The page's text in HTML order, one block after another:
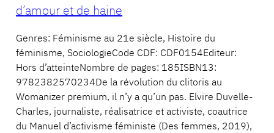
d’amour et de haine
Genres: Féminisme au 21e siècle, Histoire du
féminisme, SociologieCode CDF: CDF0154Editeur:
Hors d’atteinteNombre de pages: 185ISBN13:
9782382570234De la révolution du clitoris au
Womanizer premium, il n’y a qu’un pas. Elvire Duvelle-
Charles, journaliste, réalisatrice et activiste, coautrice
du Manuel d’activisme féministe (Des femmes, 2019),